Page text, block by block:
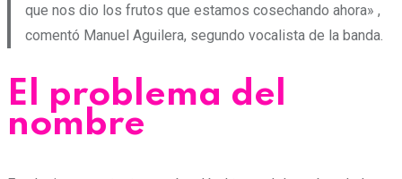
que nos dio los frutos que estamos cosechando ahora» ,
comentó Manuel Aguilera, segundo vocalista de la banda.
El problema del
nombre